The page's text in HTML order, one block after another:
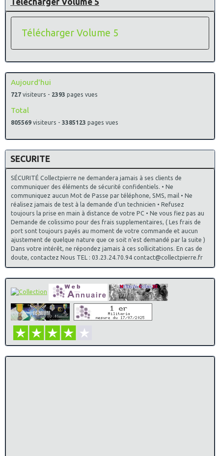
Télécharger Volume 5
Aujourd'hui
727 visiteurs - 2393 pages vues
Total
805569 visiteurs - 3385123 pages vues
SECURITE
SÉCURITÉ Collectpierre ne demandera jamais à ses clients de
communiquer des éléments de sécurité confidentiels. • Ne
communiquez aucun Mot de Passe par téléphone, SMS, mail • Ne
réalisez jamais de test à la demande d’un technicien • Refusez
toujours la prise en main à distance de votre PC • Ne vous fiez pas au
Demande de colissimo pour des frais supplementaires, ( Les frais de
port sont toujours payés au moment de votre commande et aucun
ajustement de quelque nature que ce soit n'est demandé par la suite )
Dans votre intérêt, ne répondez jamais à ces sollicitations. En cas de
doute, contactez Nous TEL : 03.23.24.70.94 contact@collectpierre.fr